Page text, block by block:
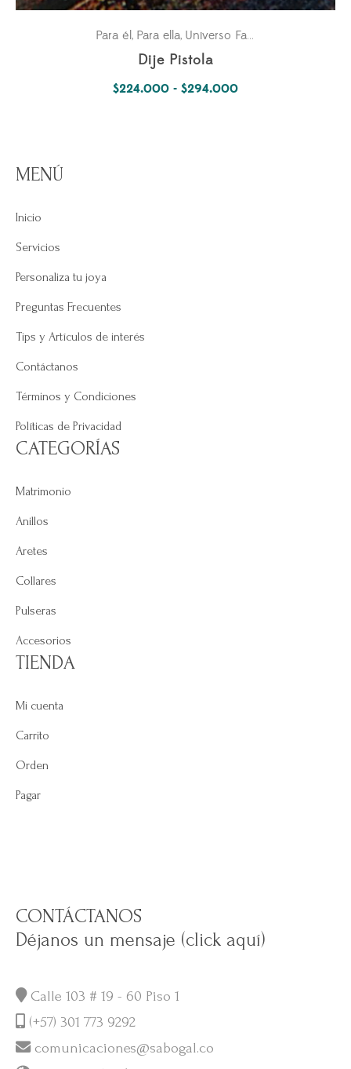
Para él, Para ella, Universo Fantástico
Dije Pistola
$224.000 - $294.000Rango
MENÚ
Inicio
Servicios
Personaliza tu joya
Preguntas Frecuentes
Tips y Artículos de interés
Contáctanos
Términos y Condiciones
Políticas de Privacidad
CATEGORÍAS
Matrimonio
Anillos
Aretes
Collares
Pulseras
Accesorios
TIENDA
Mi cuenta
Carrito
Orden
Pagar
CONTÁCTANOS
Déjanos un mensaje (click aquí)
Calle 103 # 19 - 60 Piso 1
(+57) 301 773 9292
comunicaciones@sabogal.co